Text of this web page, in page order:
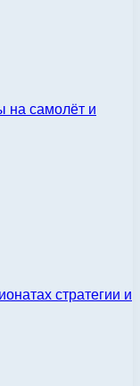
на самолёт и
стратегии и